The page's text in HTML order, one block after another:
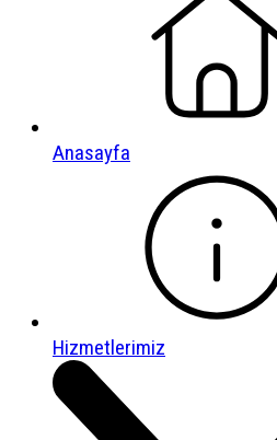
Anasayfa
Hizmetlerimiz